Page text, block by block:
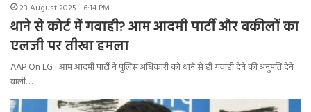
23 August 2025 - 6:14 PM
थाने से कोर्ट में गवाही? आम आदमी पार्टी और वकीलों का
एलजी पर तीखा हमला
AAP On LG : आम आदमी पार्टी ने पुलिस अधिकारी को थाने से ही गवाही देने की अनुमति देने
वाली…